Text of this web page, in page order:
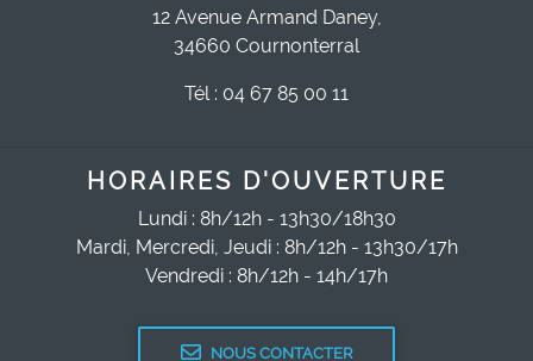
12 Avenue Armand Daney,
34660 Cournonterral
Tél : 04 67 85 00 11
HORAIRES D'OUVERTURE
Lundi : 8h/12h - 13h30/18h30
Mardi, Mercredi, Jeudi : 8h/12h - 13h30/17h
Vendredi : 8h/12h - 14h/17h
NOUS CONTACTER